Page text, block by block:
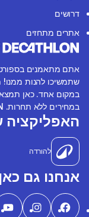
דרושים
אתרים מתחזים
אתם מתאמנים בספורט
שתמשיכו להנות ממנו!
במקום אחד. כאן
במחירים ללא תחרות. DECATHLON. עושים ספורט יחד!
האפליקציה
להורדה
אנחנו גם כאן